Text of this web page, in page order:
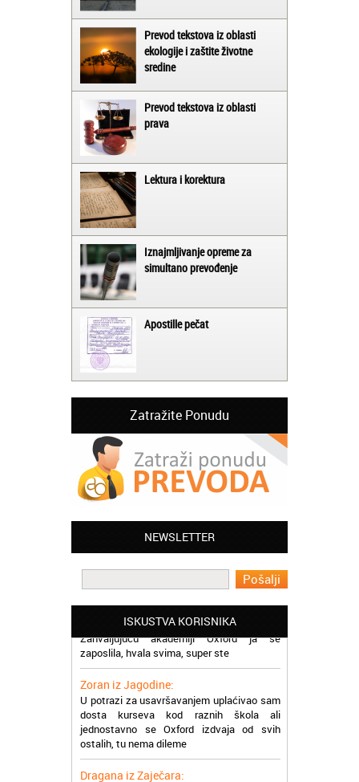
Prevod tekstova iz oblasti
ekologije i zaštite životne
sredine
Prevod tekstova iz oblasti
prava
Lektura i korektura
Iznajmljivanje opreme za
simultano prevođenje
Apostille pečat
Zatražite Ponudu
NEWSLETTER
ISKUSTVA KORISNIKA
Mogu da pohvalim sve zaposlene u
Milica iz Beograda:
Zahvaljujuću akademiji Oxford ja se
zaposlila, hvala svima, super ste
Zoran iz Jagodine:
U potrazi za usavršavanjem uplaćivao sam
dosta kurseva kod raznih škola ali
jednostavno se Oxford izdvaja od svih
ostalih, tu nema dileme
Dragana iz Zaječara:
Trebao mi je prevod na Francuski hitno,